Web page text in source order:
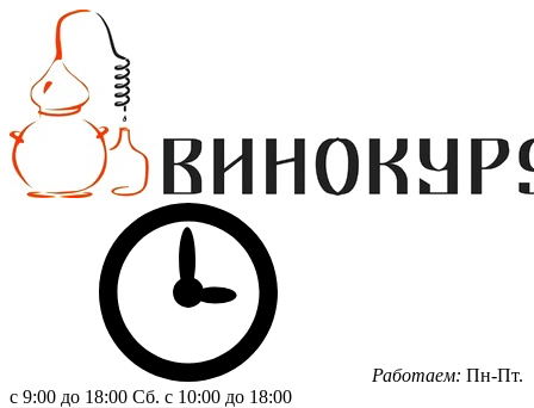
Работаем: Пн-Пт.
с 9:00 до 18:00 Сб. с 10:00 до 18:00